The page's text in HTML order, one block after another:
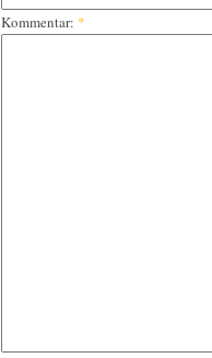
Kommentar: *